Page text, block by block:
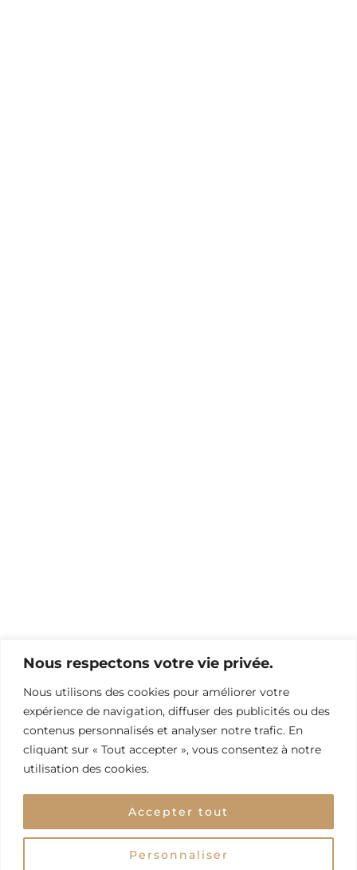
Nous respectons votre vie privée.
Nous utilisons des cookies pour améliorer votre
expérience de navigation, diffuser des publicités ou des
contenus personnalisés et analyser notre trafic. En
cliquant sur « Tout accepter », vous consentez à notre
utilisation des cookies.
Personnaliser
Accepter tout